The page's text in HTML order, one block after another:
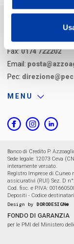
RECAPITI
Tel:
Fax:0174 722202
Email:
Pec:
MENU
Banco di Credito P.
Sede legale: 12073 Ceva
interamente versato.
Registro Imprese di Cuneo
assicurativi (RUI) Sez. D
Cod. fisc. e P.IVA:
Depositi - Codice
Design by DORODESIGN®
FONDO DI GARANZIA
per le PMI del Ministero